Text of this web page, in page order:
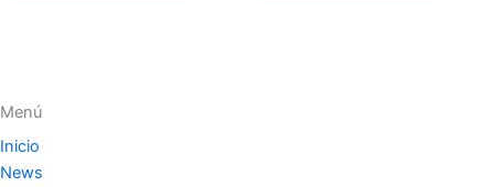
Menú
Inicio
News